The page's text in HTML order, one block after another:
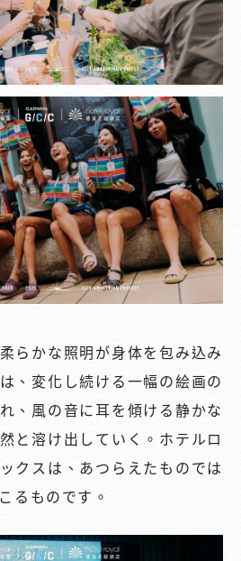
らかな照明が身体を包み込み
、変化し続ける一幅の絵画の
、風の音に耳を傾ける静かな
と溶け出していく。ホテルロ
クスは、あつらえたものでは
るものです。